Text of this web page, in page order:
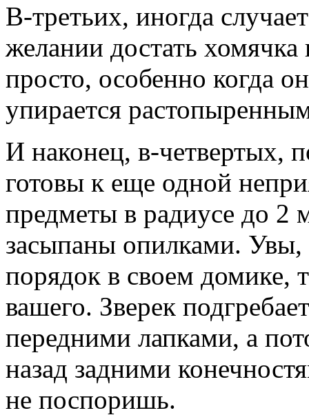
В-третьих, иногда
желании достать хомячка
просто, особенно когда
упирается
И наконец, в-четвертых,
готовы к еще одной
предметы в радиусе до 2
засыпаны опилками. Увы,
порядок в своем домике,
вашего. Зверек
передними лапками, а
назад задними
не поспоришь.